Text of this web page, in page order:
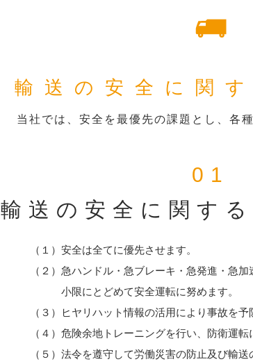
輸送の安全に関
当社では、安全を最優先の課題とし、各
01
輸送の安全に関す
（１） 安全は全てに優先させます。
（２） 急ハンドル・急ブレーキ・急発進・急
小限にとどめて安全運転に努めます。
（３）
ヒヤリハット情報の活用により事故を予
（４） 危険余地トレーニングを行い、防衛運転
（５） 法令を遵守して労働災害の防止及び輸送